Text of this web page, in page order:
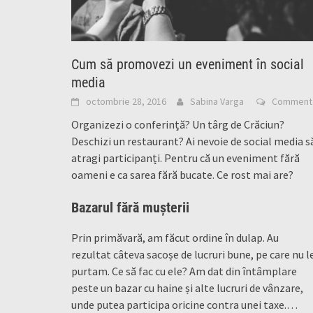
Cum să promovezi un eveniment în social
media
octombrie 28, 2016 Sabina Varga Comment
Organizezi o conferință? Un târg de Crăciun?
Deschizi un restaurant? Ai nevoie de social media
atragi participanți. Pentru că un eveniment fără
oameni e ca sarea fără bucate. Ce rost mai are?
Bazarul fără mușterii
Prin primăvară, am făcut ordine în dulap. Au
rezultat câteva sacoșe de lucruri bune, pe care nu
purtam. Ce să fac cu ele? Am dat din întâmplare
peste un bazar cu haine și alte lucruri de vânzare,
unde putea participa oricine contra unei taxe.…